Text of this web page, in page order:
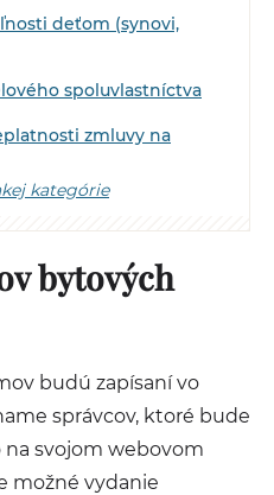
deťom (synovi,
spoluvlastníctva
zmluvy na
kategórie
bytových
budú zapísaní vo
správcov, ktoré bude
svojom webovom
možné vydanie